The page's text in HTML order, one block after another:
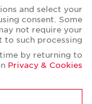
Responsibility
and select your
consent. Some
not require your
such processing.
by returning to
Privacy & Cookies